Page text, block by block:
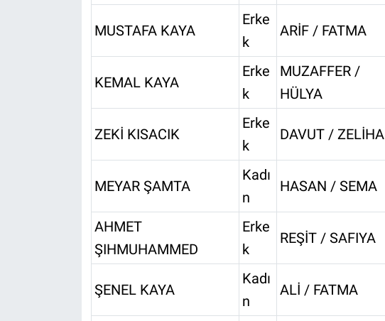
MUSTAFA KAYA
Erke
k
ARİF / FATMA
KEMAL KAYA
Erke
k
MUZAFFER /
HÜLYA
ZEKİ KISACIK
Erke
k
DAVUT / ZELİHA
MEYAR ŞAMTA
Kadı
n
HASAN / SEMA
AHMET
ŞIHMUHAMMED
Erke
k
REŞİT / SAFIYA
ŞENEL KAYA
Kadı
n
ALİ / FATMA